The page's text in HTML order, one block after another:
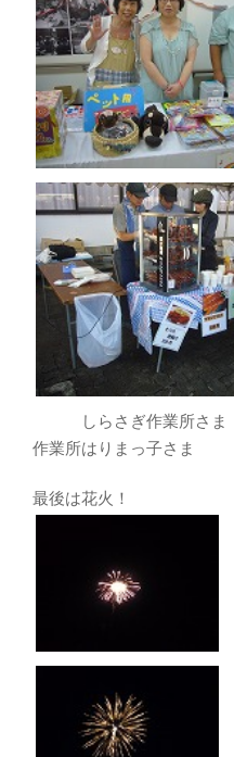
しらさぎ作業所さま
作業所はりまっ子さま
最後は花火！